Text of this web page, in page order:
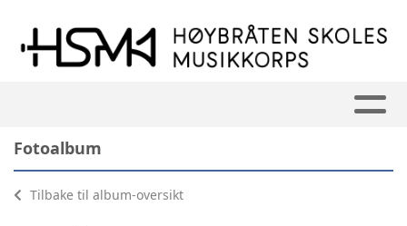
Fotoalbum
Tilbake til album-oversikt